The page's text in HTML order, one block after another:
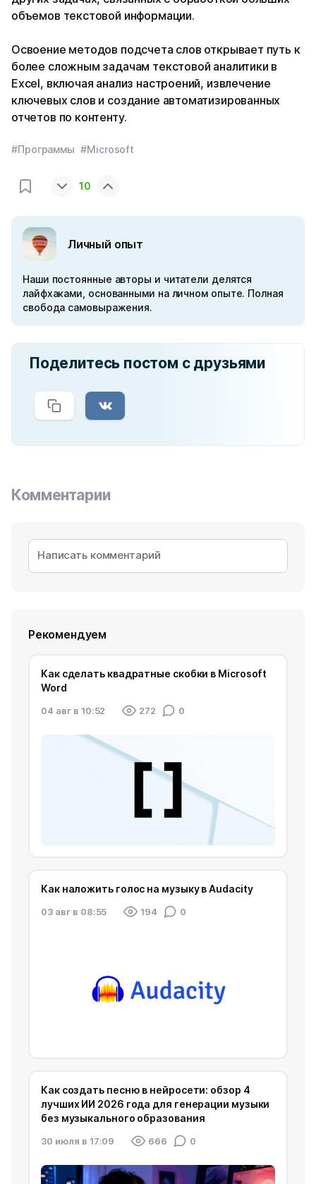
объемов текстовой информации.
Освоение методов подсчета слов открывает путь к
более сложным задачам текстовой аналитики в
Excel, включая анализ настроений, извлечение
ключевых слов и создание автоматизированных
отчетов по контенту.
#Программы #Microsoft
10
Личный опыт
Наши постоянные авторы и читатели делятся
лайфхаками, основанными на личном опыте. Полная
свобода самовыражения.
Поделитесь постом с друзьями
Комментарии
Рекомендуем
Как сделать квадратные скобки в Microsoft
Word
04 авг в 10:52 272 0
Как наложить голос на музыку в Audacity
03 авг в 08:55 194 0
Как создать песню в нейросети: обзор 4
лучших ИИ 2026 года для генерации музыки
без музыкального образования
30 июля в 17:09 666 0